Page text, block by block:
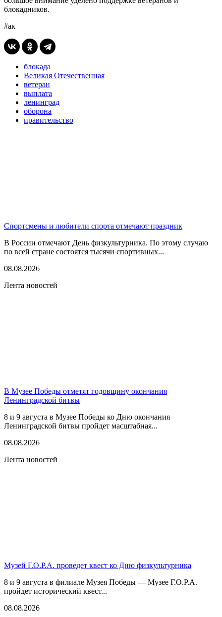
блокадников.
#ак
блокада
Великая Отечественная
ветеран
выплата
ленинград
оборона
правительство
Спортсмены и любители спорта отмечают праздник
В России отмечают День физкультурника. По этому случаю
по всей стране состоятся тысячи спортивных...
08.08.2026
Лента новостей
В Музее Победы отметят годовщину окончания
Ленинградской битвы
8 и 9 августа в Музее Победы ко Дню окончания
Ленинградской битвы пройдет масштабная...
08.08.2026
Лента новостей
Музей Г.О.Р.А. проведет квест ко Дню физкультурника
8 и 9 августа в филиале Музея Победы — Музее Г.О.Р.А.
пройдет исторический квест...
08.08.2026